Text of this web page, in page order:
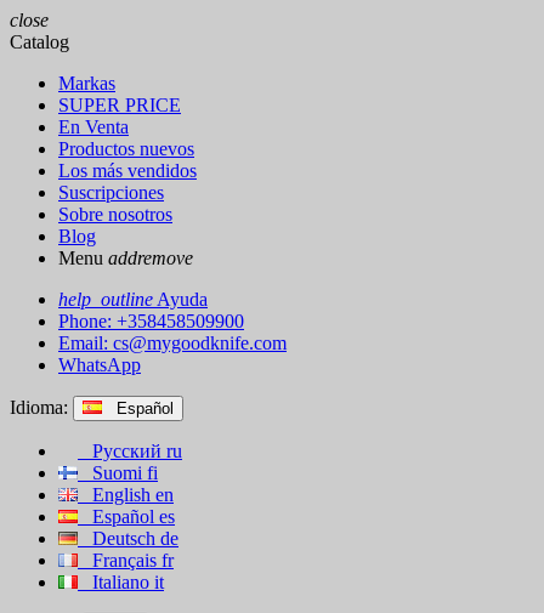
close
Catalog
Markas
SUPER PRICE
En Venta
Productos nuevos
Los más vendidos
Suscripciones
Sobre nosotros
Blog
Menu addremove
help_outline Ayuda
Phone: +358458509900
Email: cs@mygoodknife.com
WhatsApp
Idioma: Español
Русский ru
Suomi fi
English en
Español es
Deutsch de
Français fr
Italiano it